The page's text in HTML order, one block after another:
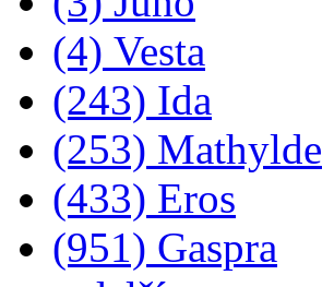
(4) Vesta
(243) Ida
(253) Mathylde
(433) Eros
(951) Gaspra